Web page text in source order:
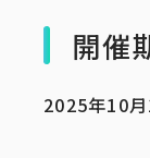
開催
2025年10月